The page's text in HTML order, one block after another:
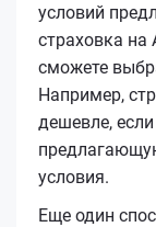
условий
страховка на
сможете
Например,
дешевле,
условия.
Еще один